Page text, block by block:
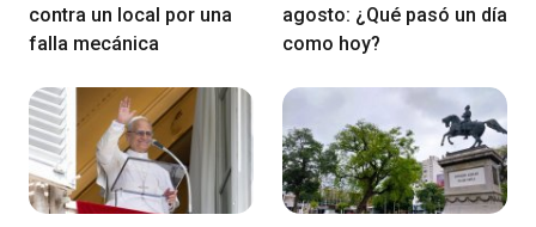
contra un local por una
falla mecánica
agosto: ¿Qué pasó un día
como hoy?